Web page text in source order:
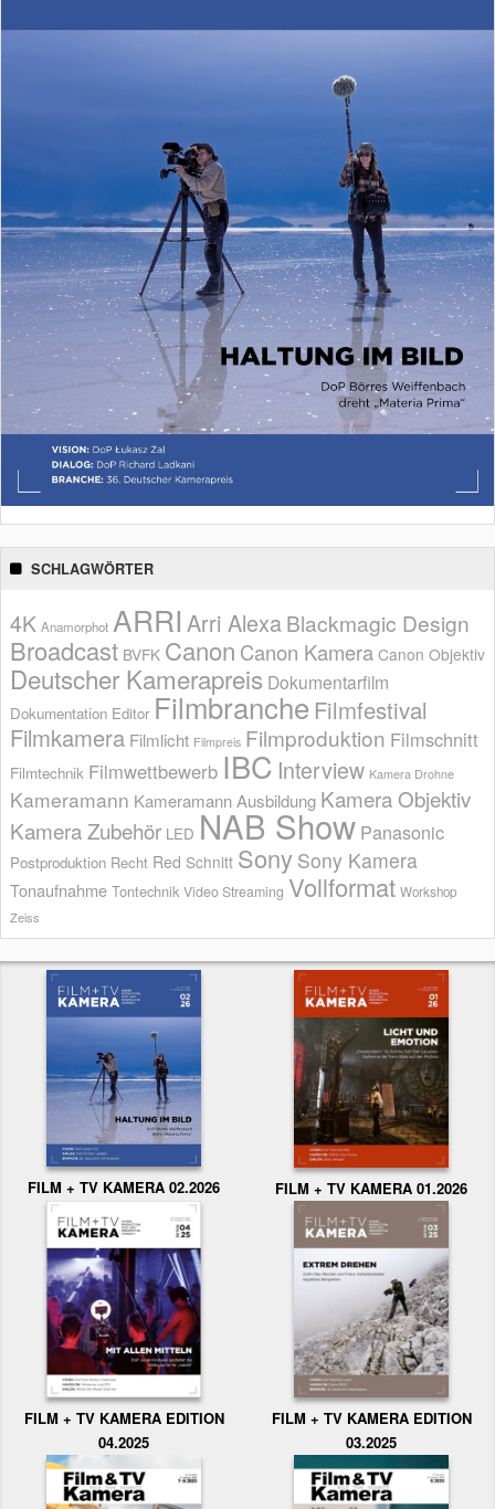
SCHLAGWÖRTER
4K Anamorphot ARRI Arri AlexaBlackmagic Design
Broadcast BVFK Canon Canon Kamera Canon Objektiv
Deutscher Kamerapreis Dokumentarfilm
Dokumentation Editor Filmbranche Filmfestival
Filmkamera Filmlicht Filmpreis Filmproduktion Filmschnitt
Filmtechnik Filmwettbewerb IBC Interview Kamera Drohne
Kameramann Kameramann Ausbildung Kamera Objektiv
Kamera Zubehör LED NAB Show Panasonic
Postproduktion Recht Red Schnitt Sony Sony Kamera
Tonaufnahme Tontechnik Video Streaming Vollformat Workshop
Zeiss
FILM + TV KAMERA 02.2026 FILM + TV KAMERA 01.2026
FILM + TV KAMERA EDITION
04.2025
FILM + TV KAMERA EDITION
03.2025